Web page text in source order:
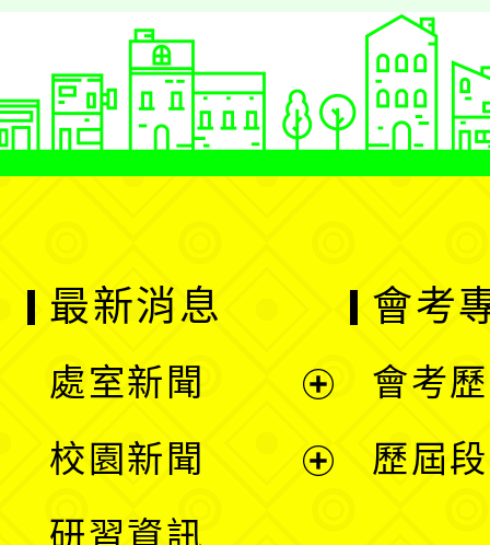
最新消息
處室新聞
校園新聞
研習資訊
會考
會考
歷屆